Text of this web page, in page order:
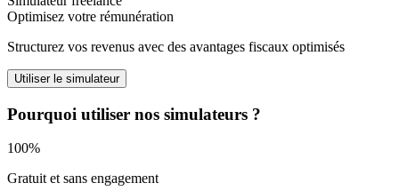
Optimisez votre rémunération
Structurez vos revenus avec des avantages fiscaux optimisés
Utiliser le simulateur
Pourquoi utiliser nos simulateurs ?
100%
Gratuit et sans engagement